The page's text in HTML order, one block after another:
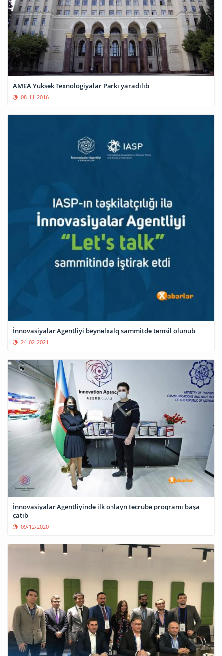
AMEA Yüksək Texnologiyalar Parkı yaradılıb
08-11-2016
İnnovasiyalar Agentliyi beynəlxalq sammitdə təmsil olunub
24-02-2021
İnnovasiyalar Agentliyində ilk onlayn təcrübə proqramı başa
çatıb
09-12-2020